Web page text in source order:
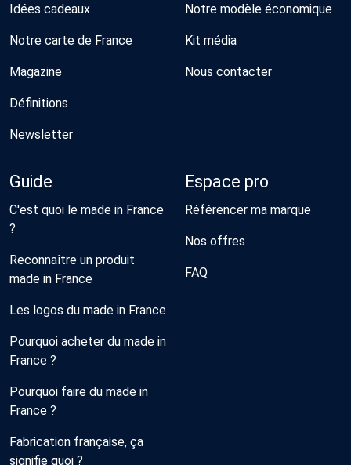
Idées cadeaux
Notre carte de France
Magazine
Définitions
Newsletter
Notre modèle économique
Kit média
Nous contacter
Guide
C'est quoi le made in France
?
Reconnaître un produit
made in France
Les logos du made in France
Pourquoi acheter du made in
France ?
Pourquoi faire du made in
France ?
Fabrication française, ça
signifie quoi ?
Espace pro
Référencer ma marque
Nos offres
FAQ